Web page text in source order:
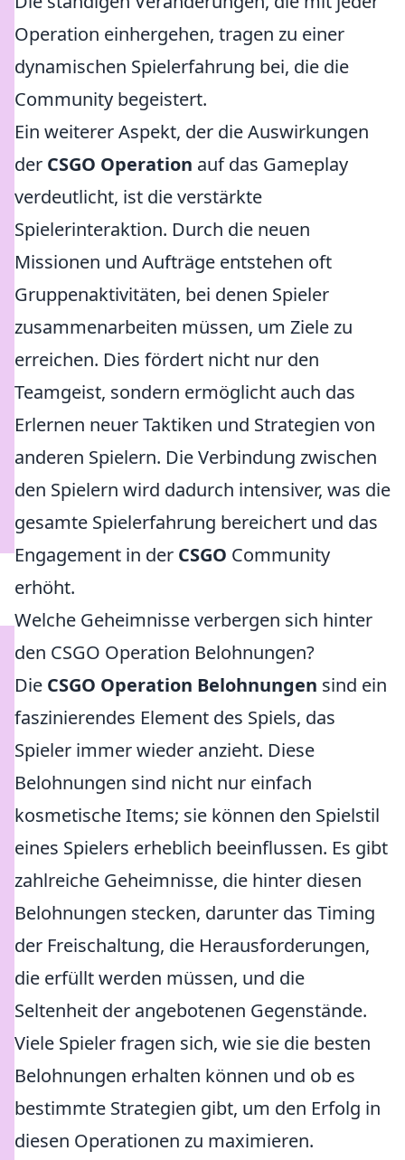
Operation einhergehen, tragen zu einer
dynamischen Spielerfahrung bei, die die
Community begeistert.
Ein weiterer Aspekt, der die Auswirkungen
der CSGO Operation auf das Gameplay
verdeutlicht, ist die verstärkte
Spielerinteraktion. Durch die neuen
Missionen und Aufträge entstehen oft
Gruppenaktivitäten, bei denen Spieler
zusammenarbeiten müssen, um Ziele zu
erreichen. Dies fördert nicht nur den
Teamgeist, sondern ermöglicht auch das
Erlernen neuer Taktiken und Strategien von
anderen Spielern. Die Verbindung zwischen
den Spielern wird dadurch intensiver, was die
gesamte Spielerfahrung bereichert und das
Engagement in der CSGO Community
erhöht.
Welche Geheimnisse verbergen sich hinter
den CSGO Operation Belohnungen?
Die CSGO Operation Belohnungen sind ein
faszinierendes Element des Spiels, das
Spieler immer wieder anzieht. Diese
Belohnungen sind nicht nur einfach
kosmetische Items; sie können den Spielstil
eines Spielers erheblich beeinflussen. Es gibt
zahlreiche Geheimnisse, die hinter diesen
Belohnungen stecken, darunter das Timing
der Freischaltung, die Herausforderungen,
die erfüllt werden müssen, und die
Seltenheit der angebotenen Gegenstände.
Viele Spieler fragen sich, wie sie die besten
Belohnungen erhalten können und ob es
bestimmte Strategien gibt, um den Erfolg in
diesen Operationen zu maximieren.